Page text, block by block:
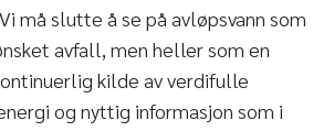
må slutte å se på avløpsvann som
avfall, men heller som en
kilde av verdifulle
og nyttig informasjon som i